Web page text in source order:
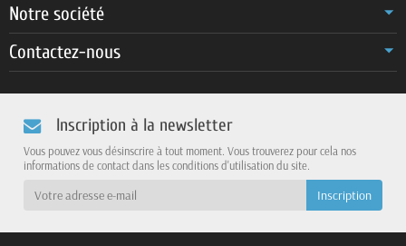
Notre société
Contactez-nous
Inscription à la newsletter
Vous pouvez vous désinscrire à tout moment. Vous trouverez pour cela nos
informations de contact dans les conditions d'utilisation du site.